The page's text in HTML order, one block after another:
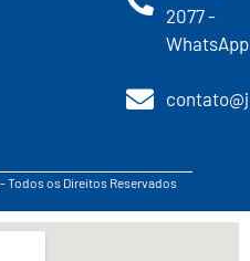
2077 -
WhatsApp
Todos os Direitos Reservados